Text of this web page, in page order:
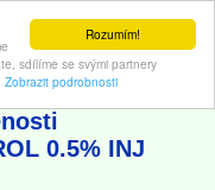
Rozumím!
sdílíme se svými partnery
Zobrazit podrobnosti
a léčbou nemocí
0.5% INJ